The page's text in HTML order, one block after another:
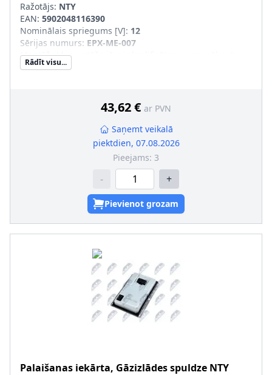
Ražotājs: NTY
EAN: 5902048116390
Nominālais spriegums [V]: 12
Sērijas numurs: EPX-ME-007
Montāža/demontāža jāveic kvalificētam personālam!
Rādīt visu...
43,62 € ar PVN
Saņemt veikalā
piektdien, 07.08.2026
Pieejams: 3
- +
Pievienot grozam
Palaišanas iekārta, Gāzizlādes spuldze NTY